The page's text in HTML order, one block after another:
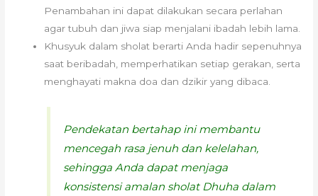
Penambahan ini dapat dilakukan secara perlahan
agar tubuh dan jiwa siap menjalani ibadah lebih lama.
Khusyuk dalam sholat berarti Anda hadir sepenuhnya
saat beribadah, memperhatikan setiap gerakan, serta
menghayati makna doa dan dzikir yang dibaca.
Pendekatan bertahap ini membantu
mencegah rasa jenuh dan kelelahan,
sehingga Anda dapat menjaga
konsistensi amalan sholat Dhuha dalam